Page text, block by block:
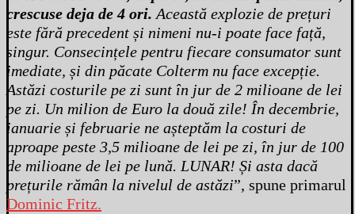
crescuse deja de 4 ori. Această explozie de prețuri
este fără precedent și nimeni nu-i poate face față,
singur. Consecințele pentru fiecare consumator sunt
imediate, și din păcate Colterm nu face excepție.
Astăzi costurile pe zi sunt în jur de 2 milioane de lei
pe zi. Un milion de Euro la două zile! În decembrie,
ianuarie și februarie ne așteptăm la costuri de
aproape peste 3,5 milioane de lei pe zi, în jur de 100
de milioane de lei pe lună. LUNAR! Și asta dacă
prețurile rămân la nivelul de astăzi”, spune primarul
Dominic Fritz.